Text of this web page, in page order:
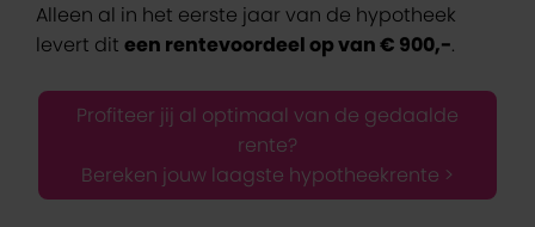
Alleen al in het eerste jaar van de hypotheek
levert dit een rentevoordeel op van € 900,-.
Profiteer jij al optimaal van de gedaalde
rente?
Bereken jouw laagste hypotheekrente >